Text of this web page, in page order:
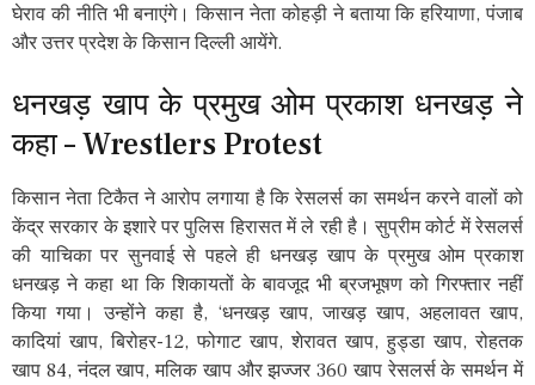
घेराव की नीति भी बनाएंगे। किसान नेता कोहड़ी ने बताया कि हरियाणा, पंजाब
और उत्तर प्रदेश के किसान दिल्ली आयेंगे.
धनखड़ खाप के प्रमुख ओम प्रकाश धनखड़ ने
कहा – Wrestlers Protest
किसान नेता टिकैत ने आरोप लगाया है कि रेसलर्स का समर्थन करने वालों को
केंद्र सरकार के इशारे पर पुलिस हिरासत में ले रही है। सुप्रीम कोर्ट में रेसलर्स
की याचिका पर सुनवाई से पहले ही धनखड़ खाप के प्रमुख ओम प्रकाश
धनखड़ ने कहा था कि शिकायतों के बावजूद भी ब्रजभूषण को गिरफ्तार नहीं
किया गया। उन्होंने कहा है, ‘धनखड़ खाप, जाखड़ खाप, अहलावत खाप,
कादियां खाप, बिरोहर-12, फोगाट खाप, शेरावत खाप, हुड्डा खाप, रोहतक
खाप 84, नंदल खाप, मलिक खाप और झज्जर 360 खाप रेसलर्स के समर्थन में